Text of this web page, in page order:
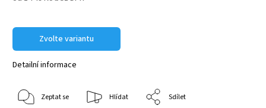
Zvolte variantu
Detailní informace
Zeptat se Hlídat Sdílet